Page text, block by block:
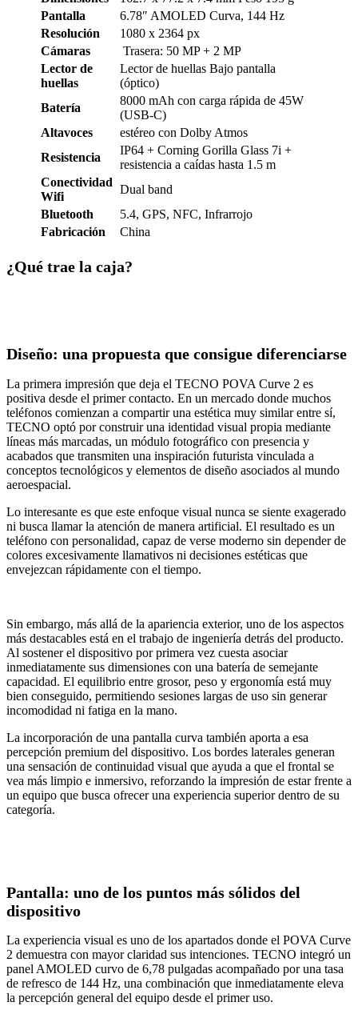
Pantalla
6.78″ AMOLED Curva, 144 Hz
Resolución
1080 x 2364 px
Cámaras
Trasera: 50 MP + 2 MP
Lector de
huellas
Lector de huellas Bajo pantalla
(óptico)
Batería
8000 mAh con carga rápida de 45W
(USB-C)
Altavoces
estéreo con Dolby Atmos
Resistencia
IP64 + Corning Gorilla Glass 7i +
resistencia a caídas hasta 1.5 m
Conectividad
Wifi
Dual band
Bluetooth
5.4, GPS, NFC, Infrarrojo
Fabricación
China
¿Qué trae la caja?
Diseño: una propuesta que consigue diferenciarse
La primera impresión que deja el TECNO POVA Curve 2 es
positiva desde el primer contacto. En un mercado donde muchos
teléfonos comienzan a compartir una estética muy similar entre sí,
TECNO optó por construir una identidad visual propia mediante
líneas más marcadas, un módulo fotográfico con presencia y
acabados que transmiten una inspiración futurista vinculada a
conceptos tecnológicos y elementos de diseño asociados al mundo
aeroespacial.
Lo interesante es que este enfoque visual nunca se siente exagerado
ni busca llamar la atención de manera artificial. El resultado es un
teléfono con personalidad, capaz de verse moderno sin depender de
colores excesivamente llamativos ni decisiones estéticas que
envejezcan rápidamente con el tiempo.
Sin embargo, más allá de la apariencia exterior, uno de los aspectos
más destacables está en el trabajo de ingeniería detrás del producto.
Al sostener el dispositivo por primera vez cuesta asociar
inmediatamente sus dimensiones con una batería de semejante
capacidad. El equilibrio entre grosor, peso y ergonomía está muy
bien conseguido, permitiendo sesiones largas de uso sin generar
incomodidad ni fatiga en la mano.
La incorporación de una pantalla curva también aporta a esa
percepción premium del dispositivo. Los bordes laterales generan
una sensación de continuidad visual que ayuda a que el frontal se
vea más limpio e inmersivo, reforzando la impresión de estar frente a
un equipo que busca ofrecer una experiencia superior dentro de su
categoría.
Pantalla: uno de los puntos más sólidos del
dispositivo
La experiencia visual es uno de los apartados donde el POVA Curve
2 demuestra con mayor claridad sus intenciones. TECNO integró un
panel AMOLED curvo de 6,78 pulgadas acompañado por una tasa
de refresco de 144 Hz, una combinación que inmediatamente eleva
la percepción general del equipo desde el primer uso.